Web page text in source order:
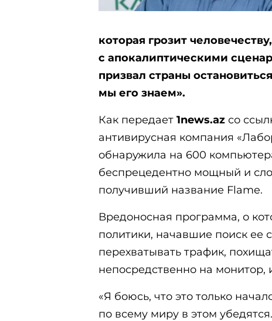
которая грозит
с апокалиптическими
призвал страны
мы его знаем».
Как передает 1news.az со
антивирусная компания
обнаружила на 600
беспрецедентно мощный и
получивший название Flame.
Вредоносная программа, о
политики, начавшие поиск ее
перехватывать трафик,
непосредственно на монитор,
«Я боюсь, что это только
по всему миру в этом